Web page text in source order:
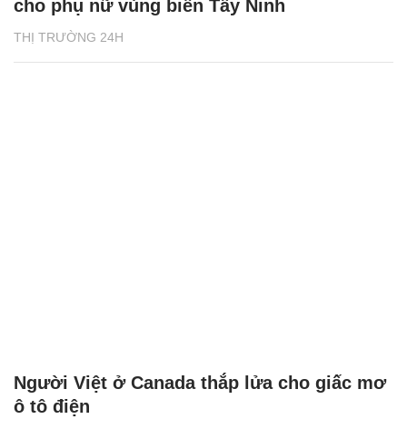
THỊ TRƯỜNG 24H
cho phụ nữ vùng biên Tây Ninh
Người Việt ở Canada thắp lửa cho giấc mơ
ô tô điện